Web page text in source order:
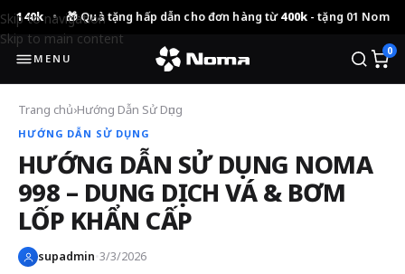
• 🎁 Quà tặng hấp dẫn cho đơn hàng từ400k- tặng 01 Noma 692trị
MENU
0
Trang chủ›Hướng Dẫn Sử Dụng
HƯỚNG DẪN SỬ DỤNG
HƯỚNG DẪN SỬ DỤNG NOMA
998 – DUNG DỊCH VÁ & BƠM
LỐP KHẨN CẤP
supadmin 3/3/2026
Skip to navigation
Skip to main content